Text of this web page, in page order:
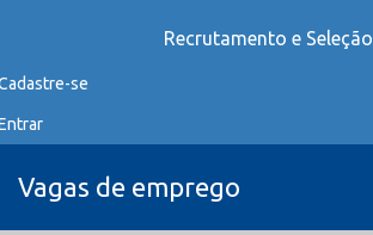
Recrutamento e Seleção
se
Vagas de emprego